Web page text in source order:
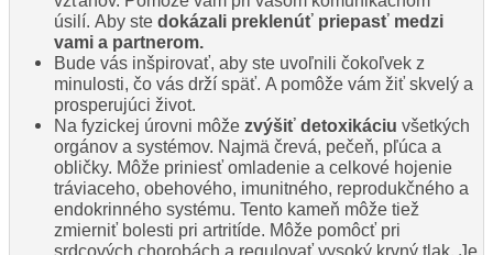
úsilí. Aby ste dokázali preklenúť priepasť medzi
vami a partnerom.
Bude vás inšpirovať, aby ste uvoľnili čokoľvek z
minulosti, čo vás drží späť. A pomôže vám žiť skvelý a
prosperujúci život.
Na fyzickej úrovni môže zvýšiť detoxikáciu všetkých
orgánov a systémov. Najmä črevá, pečeň, pľúca a
obličky. Môže priniesť omladenie a celkové hojenie
tráviaceho, obehového, imunitného, ​​reprodukčného a
endokrinného systému. Tento kameň môže tiež
zmierniť bolesti pri artritíde. Môže pomôcť pri